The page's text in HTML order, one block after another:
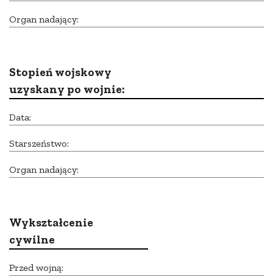
Organ nadający:
Stopień wojskowy
uzyskany po wojnie:
Data:
Starszeństwo:
Organ nadający:
Wykształcenie
cywilne
Przed wojną: